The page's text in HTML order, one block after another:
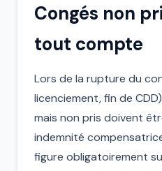
Congés non
tout compte
Lors de la rupture du
licenciement, fin de
mais non pris doivent
indemnité
figure obligatoirement